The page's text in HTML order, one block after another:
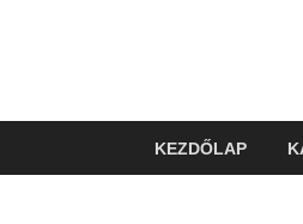
KEZDŐLAP